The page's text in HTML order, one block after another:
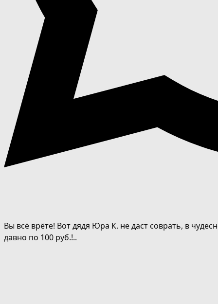
Вы всё врёте! Вот дядя Юра К. не даст соврать, в
давно по 100 руб.!..